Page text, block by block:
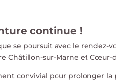
continue !
se poursuit avec le rendez-
Châtillon-sur-Marne et Cœur-
convivial pour prolonger